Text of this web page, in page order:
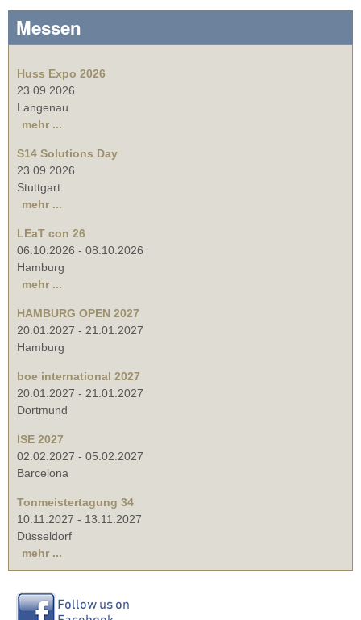
Messen
Huss Expo 2026
23.09.2026
Langenau
mehr ...
S14 Solutions Day
23.09.2026
Stuttgart
mehr ...
LEaT con 26
06.10.2026 - 08.10.2026
Hamburg
mehr ...
HAMBURG OPEN 2027
20.01.2027 - 21.01.2027
Hamburg
boe international 2027
20.01.2027 - 21.01.2027
Dortmund
ISE 2027
02.02.2027 - 05.02.2027
Barcelona
Tonmeistertagung 34
10.11.2027 - 13.11.2027
Düsseldorf
mehr ...